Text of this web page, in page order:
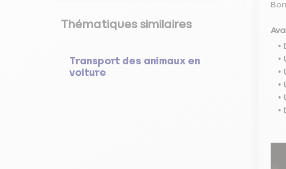
Thématiques similaires
Transport des animaux en
voiture